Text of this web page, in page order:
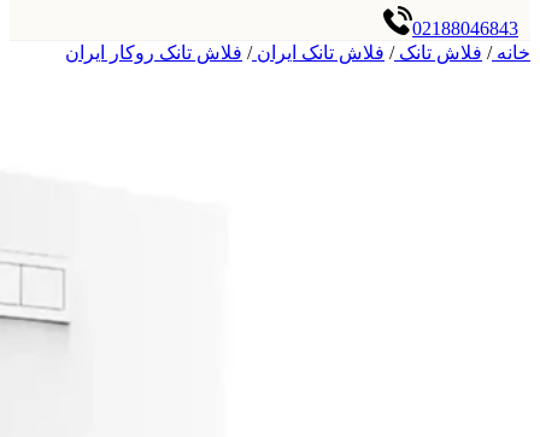
02188046843
خانه/ فلاش تانک/ فلاش تانک ایران/ فلاش تانک روکار ایران